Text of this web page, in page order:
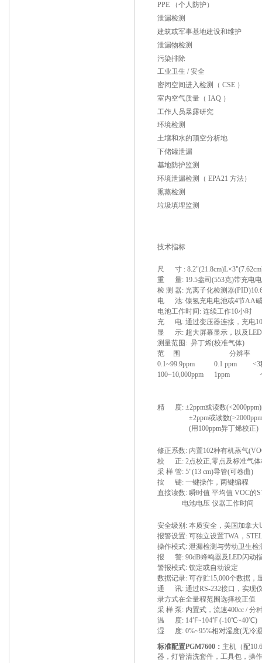
PPE （个人防护）
泄漏检测
建筑或军事基地建设和维护
泄漏物检测
污染排除
工业卫生 / 安全
密闭空间进入检测（ CSE ）
室内空气质量（ IAQ ）
工作人员暴露研究
环境检测
土壤和水的顶空分析地
下储罐泄漏
基地防护监测
环境泄漏检测（ EPA21 方法）
熏蒸检测
垃圾填埋监测
技术指标
尺 寸 :
重 量: 19.5盎司(553克)带充电
检 测 器: 光离子化检测器
电 池: 镍氢充电电池或4节AA
电池工作时间: 连续工作10小时
充 电: 通过变压器连接，充电
显 示: 超大屏幕显示，以及
测量范围: 异丁烯(校准气体)
范 围 分辨率 响
0.1~99.9ppm 0.1 ppm <3
100~10,000ppm 1ppm
精 度: ±2ppm或读数(<2000ppm)
±2ppm或读数(>2000ppm)
(用100ppm异丁烯校正)
修正系数: 内置102种有机蒸气
校 正: 2点校正,零点及标准气体
采 样 管: 5"(13 cm)导管(可卷曲)
按 键: 一键操作，两键编程
直接读数: 瞬时值 平均值 VOC的
电池电压 仪器工作时间
安全级别: 本质安全，美国加拿大
报警设置: 可独立设置TWA，
操作模式: 泄漏检测与劳动卫生检
报 警: 90dB蜂鸣器及LED闪动
警报模式: 锁定或自动设定
数据记录: 可存贮15,000个数据
通 讯: 通过RS-232接口，实现仪
录方式在全量程范围选择校正值
采 样 泵: 内置式，流速400cc / 分
温 度: 14℉~104℉ (-10℃~40℃)
湿 度: 0%~95%相对湿度(无冷
标准配置PGM7600： 主机（配
器，灯管清洗套件，工具包，操